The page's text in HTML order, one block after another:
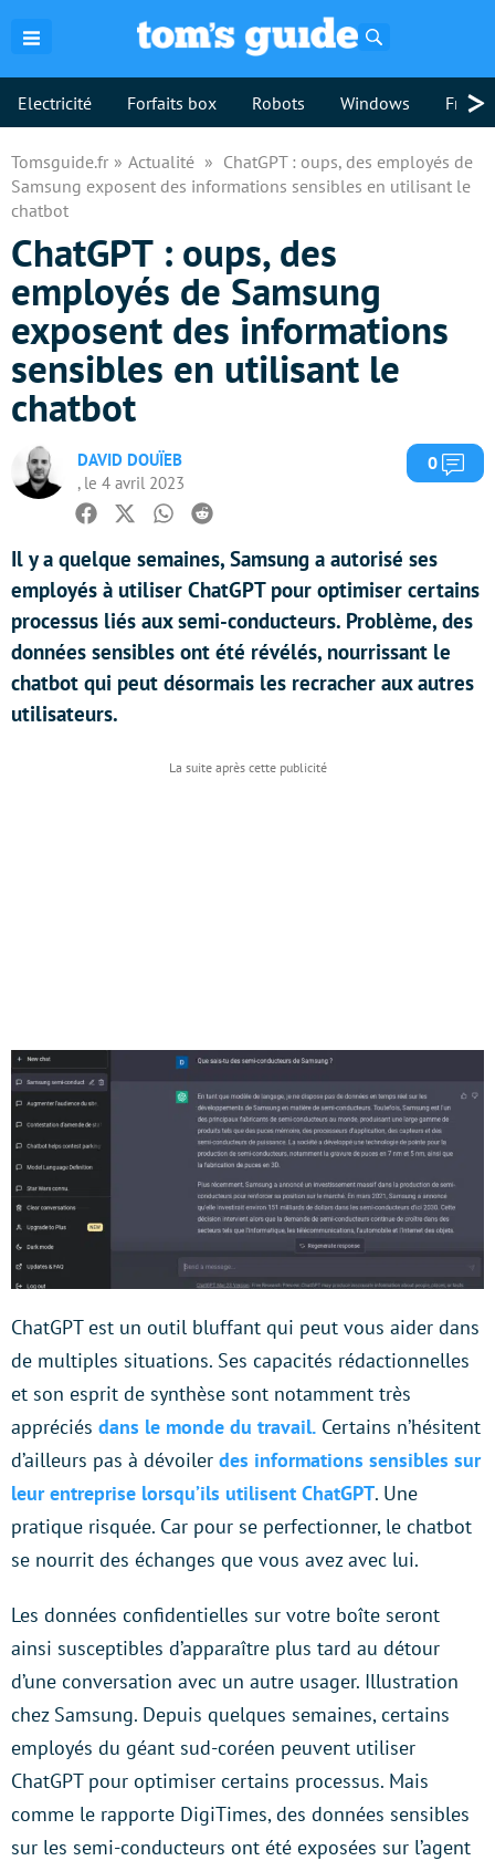
Electricité Forfaits box Robots Windows >
Tomsguide.fr Actualité
ChatGPT : oups, des employés de
Samsung exposent des informations sensibles en utilisant le
chatbot
ChatGPT : oups, des
employés de Samsung
exposent des informations
sensibles en utilisant le
chatbot
DAVID DOUÏEB
, le 4 avril 2023
0
Facebook
TwitterWhatsapp
Reddit
Il y a quelque semaines, Samsung a autorisé ses
employés à utiliser ChatGPT pour optimiser certains
processus liés aux semi-conducteurs. Problème, des
données sensibles ont été révélés, nourrissant le
chatbot qui peut désormais les recracher aux autres
utilisateurs.
ChatGPT est un outil bluffant qui peut vous aider dans
de multiples situations. Ses capacités rédactionnelles
et son esprit de synthèse sont notamment très
appréciés dans le monde du travail. Certains n’hésitent
d’ailleurs pas à dévoiler des informations sensibles sur
leur entreprise lorsqu’ils utilisent ChatGPT. Une
pratique risquée. Car pour se perfectionner, le chatbot
se nourrit des échanges que vous avez avec lui.
Les données confidentielles sur votre boîte seront
ainsi susceptibles d’apparaître plus tard au détour
d’une conversation avec un autre usager. Illustration
chez Samsung. Depuis quelques semaines, certains
employés du géant sud-coréen peuvent utiliser
ChatGPT pour optimiser certains processus. Mais
comme le rapporte DigiTimes, des données sensibles
sur les semi-conducteurs ont été exposées sur l’agent